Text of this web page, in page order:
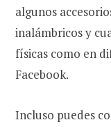
algunos
inalámbricos y
físicas como en
Facebook.
Incluso puedes